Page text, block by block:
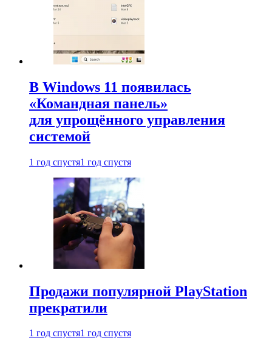
В Windows 11 появилась
«Командная панель»
для упрощённого управления
системой
1 год спустя1 год спустя
Продажи популярной PlayStation
прекратили
1 год спустя1 год спустя